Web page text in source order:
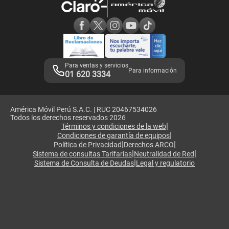
Adquirientes iPhone 6, 6S y SE
Mensaje de Seguridad
Términos y Condiciones de Tienda Claro
Libro de Reclamaciones
Legales de marketplace
Para ventas y servicios
01 620 3334 Para información
América Móvil Perú S.A.C. | RUC 20467534026
Todos los derechos reservados 2026
Términos y condiciones de la web|
Condiciones de garantía de equipos|
Política de Privacidad|Derechos ARCO|
Sistema de consultas Tarifarias|Neutralidad de Red|
Sistema de Consulta de Deudas|Legal y regulatorio